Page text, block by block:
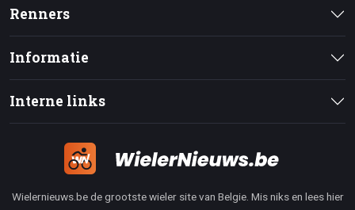
Renners
Informatie
Interne links
Wielernieuws.be de grootste wieler site van Belgie. Mis niks en lees hier